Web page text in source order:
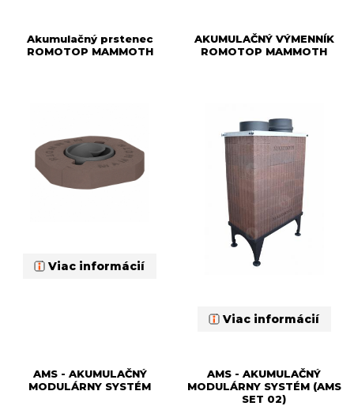
Akumulačný prstenec
ROMOTOP MAMMOTH
Viac informácií
AKUMULAČNÝ VÝMENNÍK
ROMOTOP MAMMOTH
Viac informácií
AMS - AKUMULAČNÝ
MODULÁRNY SYSTÉM
AMS - AKUMULAČNÝ
MODULÁRNY SYSTÉM (AMS
SET 02)